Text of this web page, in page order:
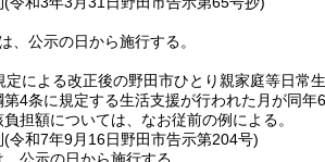
、公示の日から施行する。
定による改正後の野田市ひとり親家庭等日常
第4条に規定する生活支援が行われた月が同
担額については、なお従前の例による。
(令和7年9月16日野田市告示第204号)